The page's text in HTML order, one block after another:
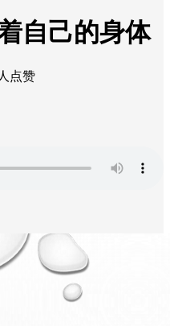
自己的身体
点赞